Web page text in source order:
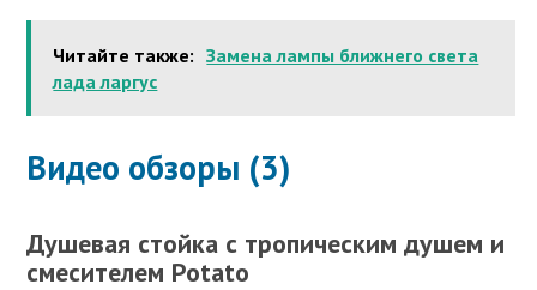
Читайте также: Замена лампы ближнего света
лада ларгус
Видео обзоры (3)
Душевая стойка с тропическим душем и
смесителем Potato